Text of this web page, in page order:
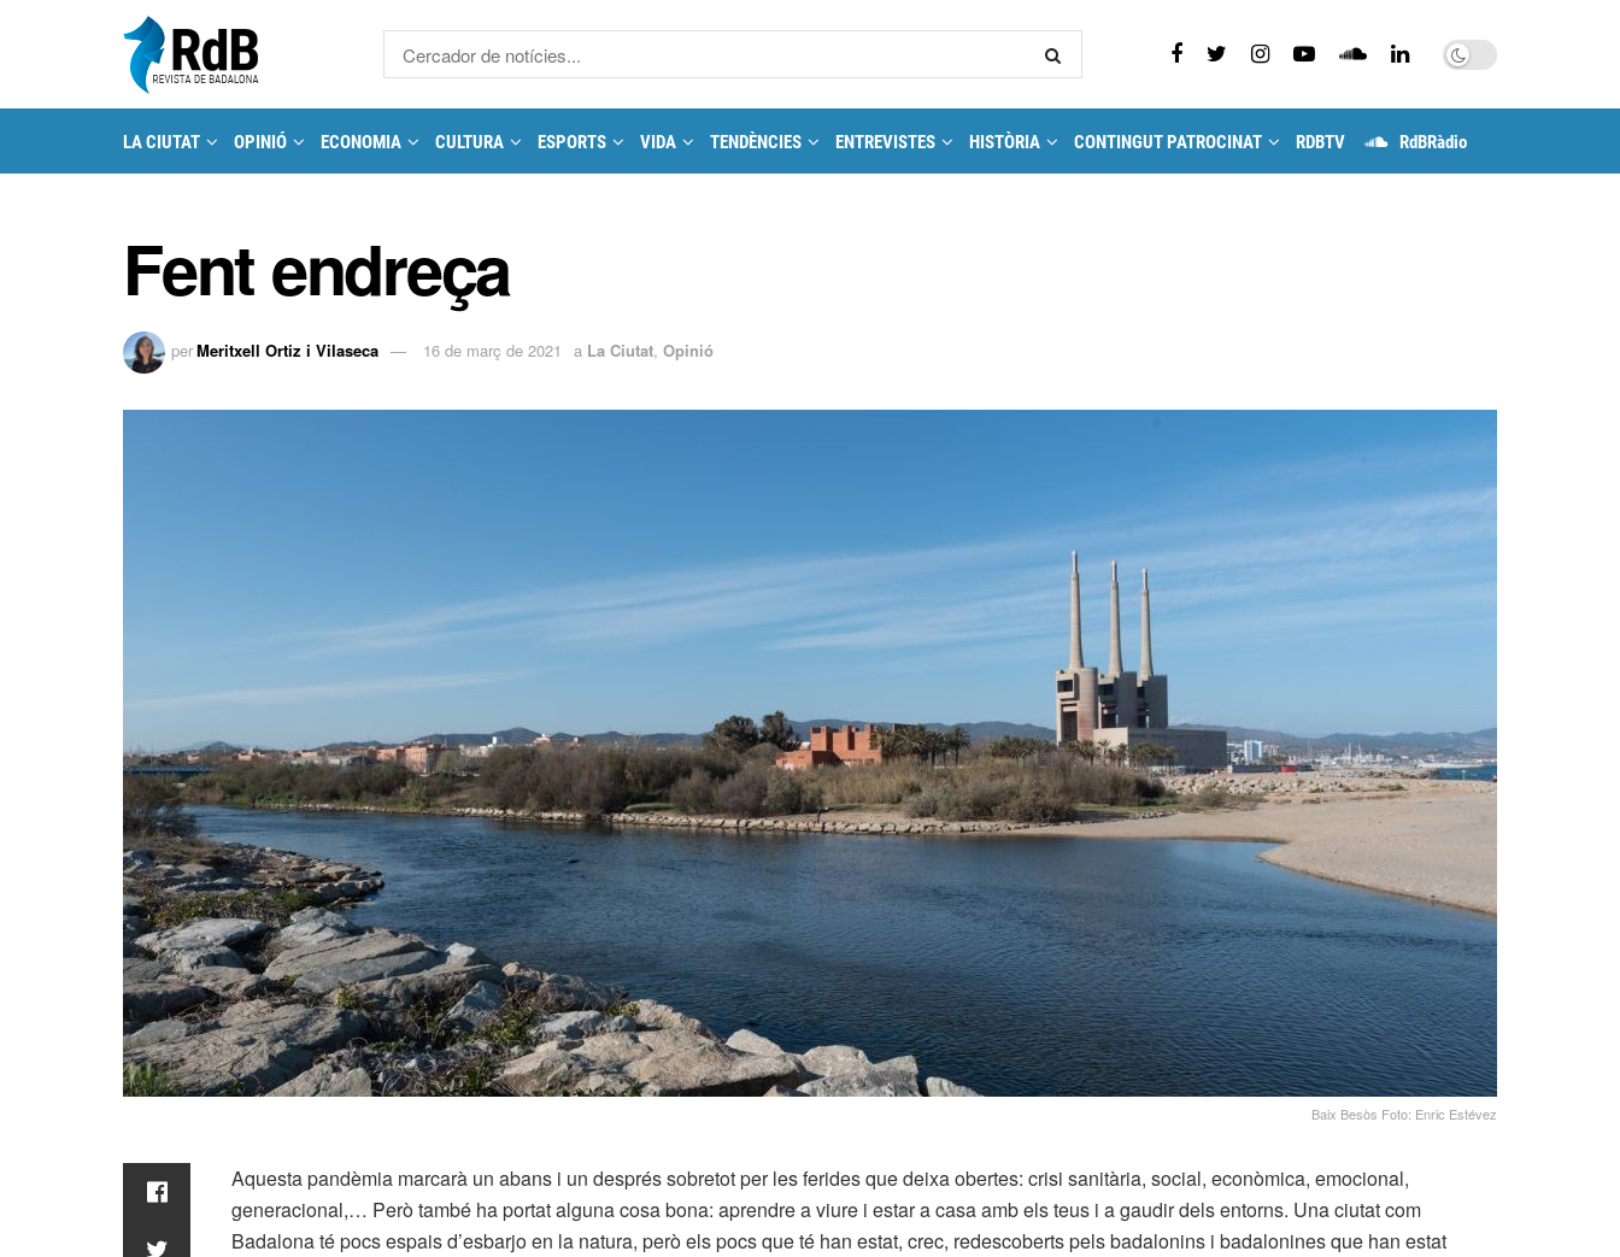
LA CIUTAT OPINIÓ ECONOMIA CULTURA ESPORTS VIDA TENDÈNCIES ENTREVISTES HISTÒRIA CONTINGUT PATROCINAT RDBTV RdBRàdio
Fent endreça
perMeritxell Ortiz i Vilaseca 16 de març de 2021 a La Ciutat,Opinió
Baix Besòs Foto: Enric Estévez
Aquesta pandèmia marcarà un abans i un després sobretot per les ferides que deixa obertes: crisi sanitària, social, econòmica, emocional,
generacional,… Però també ha portat alguna cosa bona: aprendre a viure i estar a casa amb els teus i a gaudir dels entorns. Una ciutat com
Badalona té pocs espais d’esbarjo en la natura, però els pocs que té han estat, crec, redescoberts pels badalonins i badalonines que han estat